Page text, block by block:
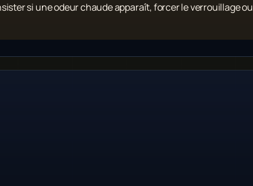
si une odeur chaude apparaît, forcer le verrouillage ou